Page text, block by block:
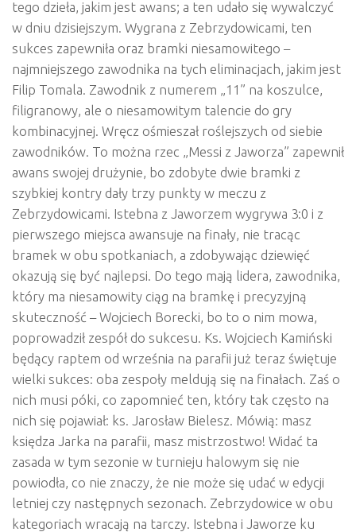
tego dzieła, jakim jest awans; a ten udało się wywalczyć
w dniu dzisiejszym. Wygrana z Zebrzydowicami, ten
sukces zapewniła oraz bramki niesamowitego –
najmniejszego zawodnika na tych eliminacjach, jakim jest
Filip Tomala. Zawodnik z numerem „11” na koszulce,
filigranowy, ale o niesamowitym talencie do gry
kombinacyjnej. Wręcz ośmieszał roślejszych od siebie
zawodników. To można rzec „Messi z Jaworza” zapewnił
awans swojej drużynie, bo zdobyte dwie bramki z
szybkiej kontry dały trzy punkty w meczu z
Zebrzydowicami. Istebna z Jaworzem wygrywa 3:0 i z
pierwszego miejsca awansuje na finały, nie tracąc
bramek w obu spotkaniach, a zdobywając dziewięć
okazują się być najlepsi. Do tego mają lidera, zawodnika,
który ma niesamowity ciąg na bramkę i precyzyjną
skuteczność – Wojciech Borecki, bo to o nim mowa,
poprowadził zespół do sukcesu. Ks. Wojciech Kamiński
będący raptem od września na parafii już teraz świętuje
wielki sukces: oba zespoły meldują się na finałach. Zaś o
nich musi póki, co zapomnieć ten, który tak często na
nich się pojawiał: ks. Jarosław Bielesz. Mówią: masz
księdza Jarka na parafii, masz mistrzostwo! Widać ta
zasada w tym sezonie w turnieju halowym się nie
powiodła, co nie znaczy, że nie może się udać w edycji
letniej czy następnych sezonach. Zebrzydowice w obu
kategoriach wracają na tarczy. Istebna i Jaworze ku